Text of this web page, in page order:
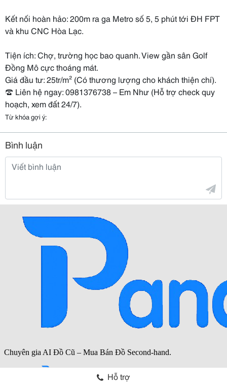
Kết nối hoàn hảo: 200m ra ga Metro số 5, 5 phút tới ĐH FPT
và khu CNC Hòa Lạc.
Tiện ích: Chợ, trường học bao quanh. View gần sân Golf
Đồng Mô cực thoáng mát.
Giá đầu tư: 25tr/m² (Có thương lượng cho khách thiện chí).
☎️ Liên hệ ngay: 0981376738 – Em Như (Hỗ trợ check quy
hoạch, xem đất 24/7).
Từ khóa gợi ý:
Bình luận
Hỗ trợ